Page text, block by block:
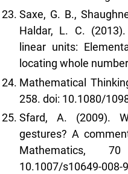
Saxe, G. B.,
Haldar, L. C.
linear units:
locating whole
Mathematical
258. doi: 10.1080/
Sfard, A. (2009).
gestures? A
Mathematics,
10.1007/s10649-008-